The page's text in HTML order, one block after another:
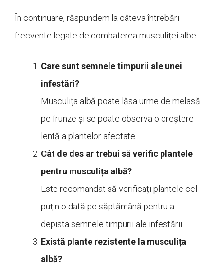
În continuare, răspundem la câteva întrebări
frecvente legate de combaterea musculiței albe:
Care sunt semnele timpurii ale unei
infestări?
Musculița albă poate lăsa urme de melasă
pe frunze și se poate observa o creștere
lentă a plantelor afectate.
Cât de des ar trebui să verific plantele
pentru musculița albă?
Este recomandat să verificați plantele cel
puțin o dată pe săptămână pentru a
depista semnele timpurii ale infestării.
Există plante rezistente la musculița
albă?